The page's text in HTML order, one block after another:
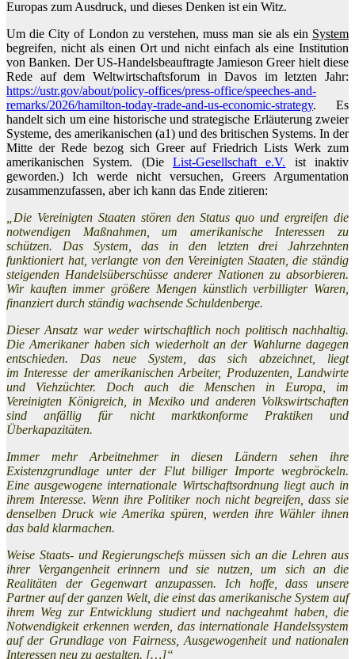
Europas zum Ausdruck, und dieses Denken ist ein Witz.
Um die City of London zu verstehen, muss man sie als ein System
begreifen, nicht als einen Ort und nicht einfach als eine Institution
von Banken. Der US-Handelsbeauftragte Jamieson Greer hielt diese
Rede auf dem Weltwirtschaftsforum in Davos im letzten Jahr:
https://ustr.gov/about/policy-offices/press-office/speeches-and-
remarks/2026/hamilton-today-trade-and-us-economic-strategy. Es
handelt sich um eine historische und strategische Erläuterung zweier
Systeme, des amerikanischen (a1) und des britischen Systems. In der
Mitte der Rede bezog sich Greer auf Friedrich Lists Werk zum
amerikanischen System. (Die List-Gesellschaft e.V. ist inaktiv
geworden.) Ich werde nicht versuchen, Greers Argumentation
zusammenzufassen, aber ich kann das Ende zitieren:
„Die Vereinigten Staaten stören den Status quo und ergreifen die
notwendigen Maßnahmen, um amerikanische Interessen zu
schützen. Das System, das in den letzten drei Jahrzehnten
funktioniert hat, verlangte von den Vereinigten Staaten, die ständig
steigenden Handelsüberschüsse anderer Nationen zu absorbieren.
Wir kauften immer größere Mengen künstlich verbilligter Waren,
finanziert durch ständig wachsende Schuldenberge.
Dieser Ansatz war weder wirtschaftlich noch politisch nachhaltig.
Die Amerikaner haben sich wiederholt an der Wahlurne dagegen
entschieden. Das neue System, das sich abzeichnet, liegt
im Interesse der amerikanischen Arbeiter, Produzenten, Landwirte
und Viehzüchter. Doch auch die Menschen in Europa, im
Vereinigten Königreich, in Mexiko und anderen Volkswirtschaften
sind anfällig für nicht marktkonforme Praktiken und
Überkapazitäten.
Immer mehr Arbeitnehmer in diesen Ländern sehen ihre
Existenzgrundlage unter der Flut billiger Importe wegbröckeln.
Eine ausgewogene internationale Wirtschaftsordnung liegt auch in
ihrem Interesse. Wenn ihre Politiker noch nicht begreifen, dass sie
denselben Druck wie Amerika spüren, werden ihre Wähler ihnen
das bald klarmachen.
Weise Staats- und Regierungschefs müssen sich an die Lehren aus
ihrer Vergangenheit erinnern und sie nutzen, um sich an die
Realitäten der Gegenwart anzupassen. Ich hoffe, dass unsere
Partner auf der ganzen Welt, die einst das amerikanische System auf
ihrem Weg zur Entwicklung studiert und nachgeahmt haben, die
Notwendigkeit erkennen werden, das internationale Handelssystem
auf der Grundlage von Fairness, Ausgewogenheit und nationalen
Interessen neu zu gestalten. […]“